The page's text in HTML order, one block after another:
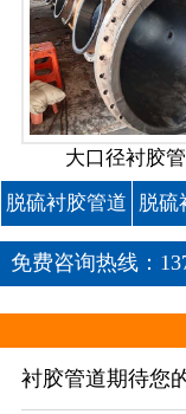
大口径衬胶
脱硫衬胶管道 脱硫
免费咨询热线：
衬胶管道期待您